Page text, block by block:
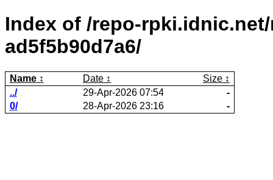
Index of /repo-
ad5f5b90d7a6/
Name Date
Size
../
29-Apr-2026 07:54
-
0/
28-Apr-2026 23:16 -